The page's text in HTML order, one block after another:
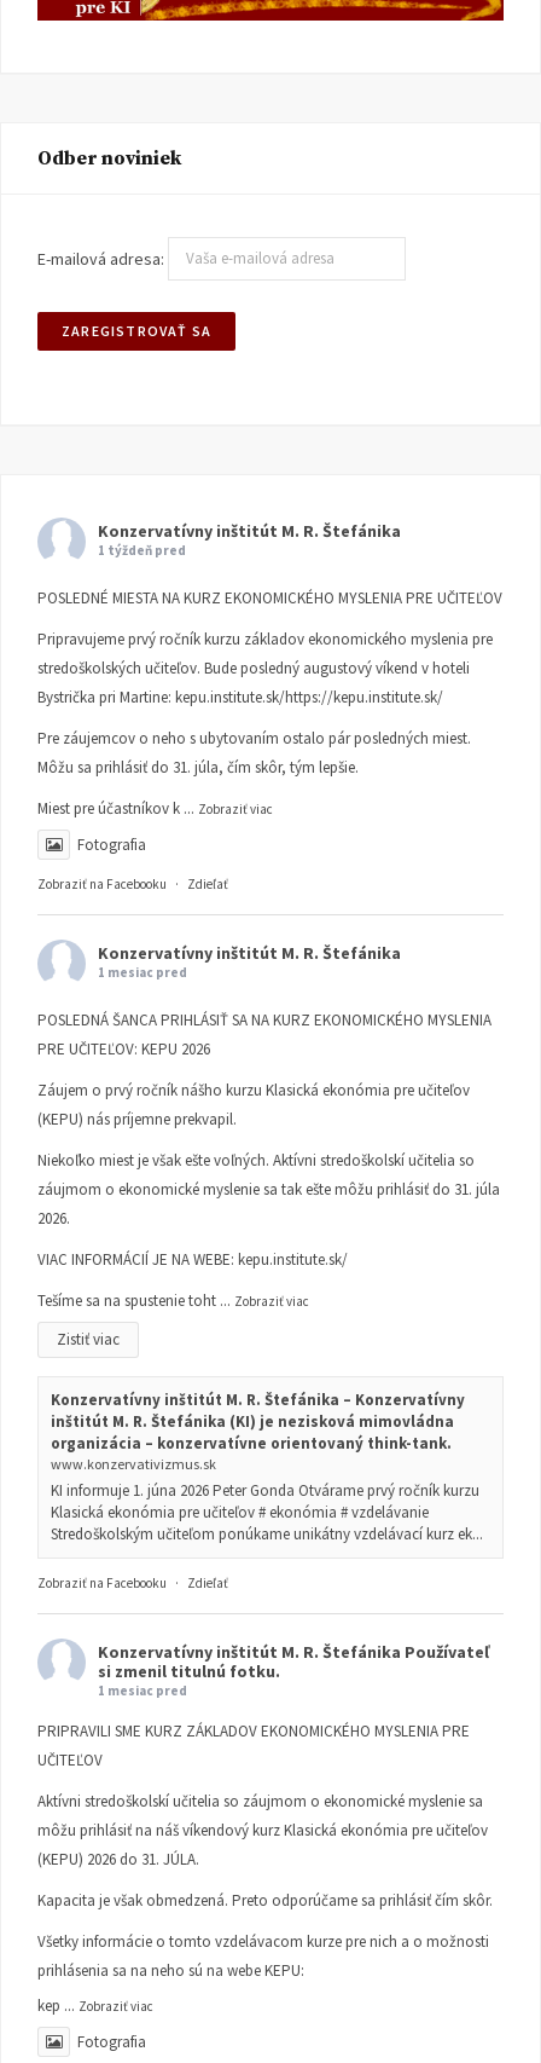
Odber noviniek
E-mailová adresa:
Konzervatívny inštitút M. R. Štefánika
1 týždeň pred
POSLEDNÉ MIESTA NA KURZ EKONOMICKÉHO MYSLENIA PRE UČITEĽOV
Pripravujeme prvý ročník kurzu základov ekonomického myslenia pre
stredoškolských učiteľov. Bude posledný augustový víkend v hoteli
Bystrička pri Martine: kepu.institute.sk/https://kepu.institute.sk/
Pre záujemcov o neho s ubytovaním ostalo pár posledných miest.
Môžu sa prihlásiť do 31. júla, čím skôr, tým lepšie.
Miest pre účastníkov k ... Zobraziť viac
Fotografia
Zobraziť na Facebooku · Zdieľať
Konzervatívny inštitút M. R. Štefánika
1 mesiac pred
POSLEDNÁ ŠANCA PRIHLÁSIŤ SA NA KURZ EKONOMICKÉHO MYSLENIA
PRE UČITEĽOV: KEPU 2026
Záujem o prvý ročník nášho kurzu Klasická ekonómia pre učiteľov
(KEPU) nás príjemne prekvapil.
Niekoľko miest je však ešte voľných. Aktívni stredoškolskí učitelia so
záujmom o ekonomické myslenie sa tak ešte môžu prihlásiť do 31. júla
2026.
VIAC INFORMÁCIÍ JE NA WEBE: kepu.institute.sk/
Tešíme sa na spustenie toht ... Zobraziť viac
Zistiť viac
Konzervatívny inštitút M. R. Štefánika – Konzervatívny
inštitút M. R. Štefánika (KI) je nezisková mimovládna
organizácia – konzervatívne orientovaný think-tank.
www.konzervativizmus.sk
KI informuje 1. júna 2026 Peter Gonda Otvárame prvý ročník kurzu
Klasická ekonómia pre učiteľov # ekonómia # vzdelávanie
Stredoškolským učiteľom ponúkame unikátny vzdelávací kurz ek...
Zobraziť na Facebooku · Zdieľať
Konzervatívny inštitút M. R. Štefánika Používateľ
si zmenil titulnú fotku.
1 mesiac pred
PRIPRAVILI SME KURZ ZÁKLADOV EKONOMICKÉHO MYSLENIA PRE
UČITEĽOV
Aktívni stredoškolskí učitelia so záujmom o ekonomické myslenie sa
môžu prihlásiť na náš víkendový kurz Klasická ekonómia pre učiteľov
(KEPU) 2026 do 31. JÚLA.
Kapacita je však obmedzená. Preto odporúčame sa prihlásiť čím skôr.
Všetky informácie o tomto vzdelávacom kurze pre nich a o možnosti
prihlásenia sa na neho sú na webe KEPU:
kep ... Zobraziť viac
Fotografia